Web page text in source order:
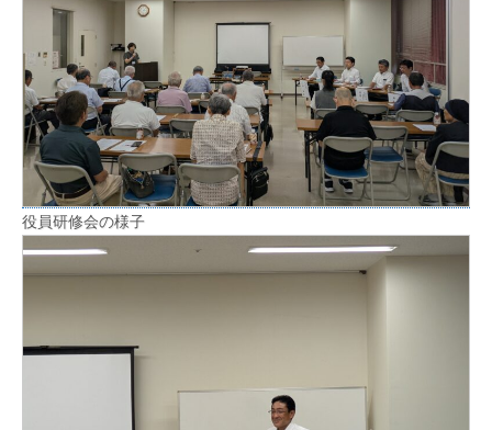
役員研修会の様子